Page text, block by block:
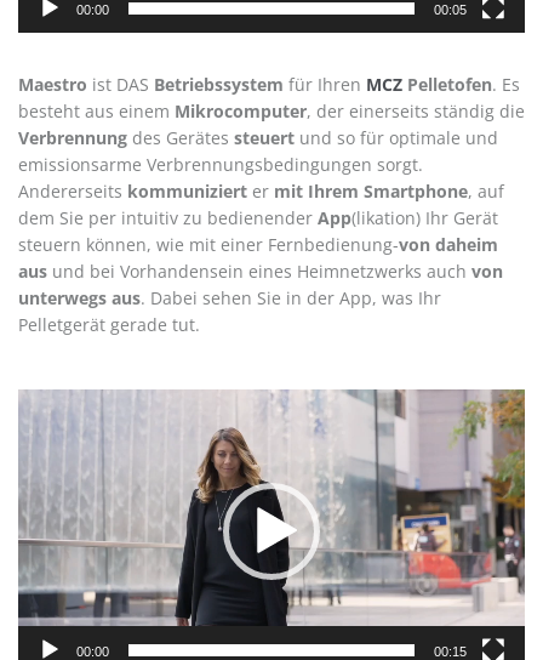
00:00 00:05
Maestro ist DAS Betriebssystem für Ihren MCZ Pelletofen. Es
besteht aus einem Mikrocomputer, der einerseits ständig die
Verbrennung des Gerätes steuert und so für optimale und
emissionsarme Verbrennungsbedingungen sorgt.
Andererseits kommuniziert er mit Ihrem Smartphone, auf
dem Sie per intuitiv zu bedienender App(likation) Ihr Gerät
steuern können, wie mit einer Fernbedienung-von daheim
aus und bei Vorhandensein eines Heimnetzwerks auch von
unterwegs aus. Dabei sehen Sie in der App, was Ihr
Pelletgerät gerade tut.
Video-
Player
00:00 00:15